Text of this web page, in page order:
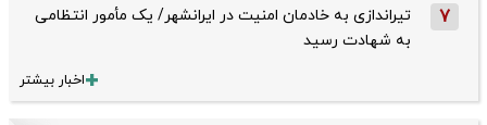
7
تیراندازی به خادمان امنیت در ایرانشهر/ یک مأمور انتظامی
به شهادت رسید
اخبار بیشتر